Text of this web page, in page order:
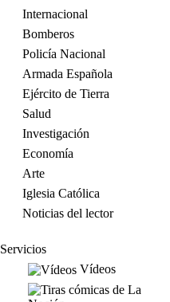
Internacional
Bomberos
Policía Nacional
Armada Española
Ejército de Tierra
Salud
Investigación
Economía
Arte
Iglesia Católica
Noticias del lector
Servicios
Vídeos